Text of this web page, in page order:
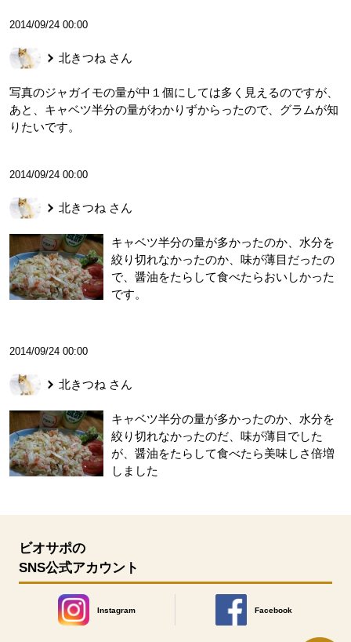
2014/09/24 00:00
北きつね さん
写真のジャガイモの量が中１個にしては多く見えるのですが、
あと、キャベツ半分の量がわかりずからったので、グラムが知
りたいです。
2014/09/24 00:00
北きつね さん
キャベツ半分の量が多かったのか、水分を
絞り切れなかったのか、味が薄目だったの
で、醤油をたらして食べたらおいしかった
です。
2014/09/24 00:00
北きつね さん
キャベツ半分の量が多かったのか、水分を
絞り切れなかったのだ、味が薄目でした
が、醤油をたらして食べたら美味しさ倍増
しました
ビオサポの
SNS公式アカウント
Instagram
別のウィンドウで開きます。
Facebook
別のウィンドウで開きます